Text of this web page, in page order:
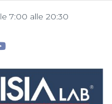
7:00 alle 20:30